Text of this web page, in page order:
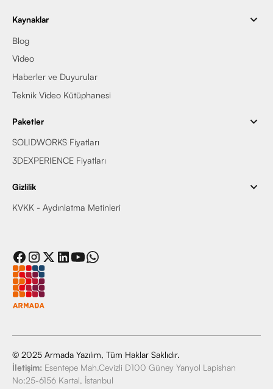
Kaynaklar
Blog
Video
Haberler ve Duyurular
Teknik Video Kütüphanesi
Paketler
SOLIDWORKS Fiyatları
3DEXPERIENCE Fiyatları
Gizlilik
KVKK - Aydınlatma Metinleri
© 2025 Armada Yazılım, Tüm Haklar Saklıdır.
İletişim: Esentepe Mah.Cevizli D100 Güney Yanyol Lapishan
No:25-6156 Kartal, İstanbul